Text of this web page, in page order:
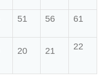
51 56 61
20 21 22